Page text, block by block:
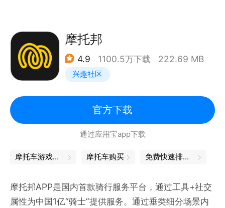
摩托邦
4.9 1100.5万下载 222.69 MB
兴趣社区
官方下载
通过应用宝app下载
摩托车游戏下载 摩托车购买 免费快速排名工具
摩托邦APP是国内首款骑行服务平台，通过工具+社交
属性为中国1亿“骑士”提供服务。通过垂类细分场景内